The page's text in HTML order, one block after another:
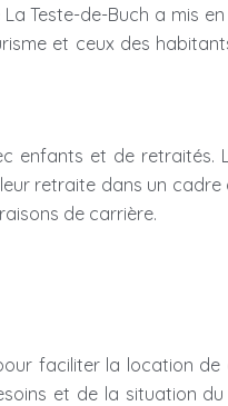
Teste-de-Buch a mis
et ceux des
enfants et de retraités.
retraite dans un
de carrière.
faciliter la location
et de la situation